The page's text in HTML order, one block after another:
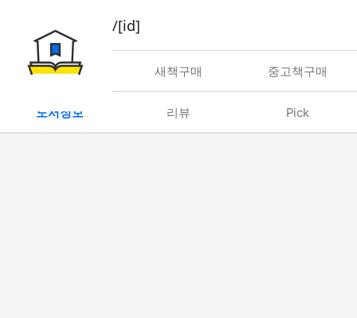
book/rent/[id]
대여 새책구매 중고책구매
도서정보 리뷰 Pick